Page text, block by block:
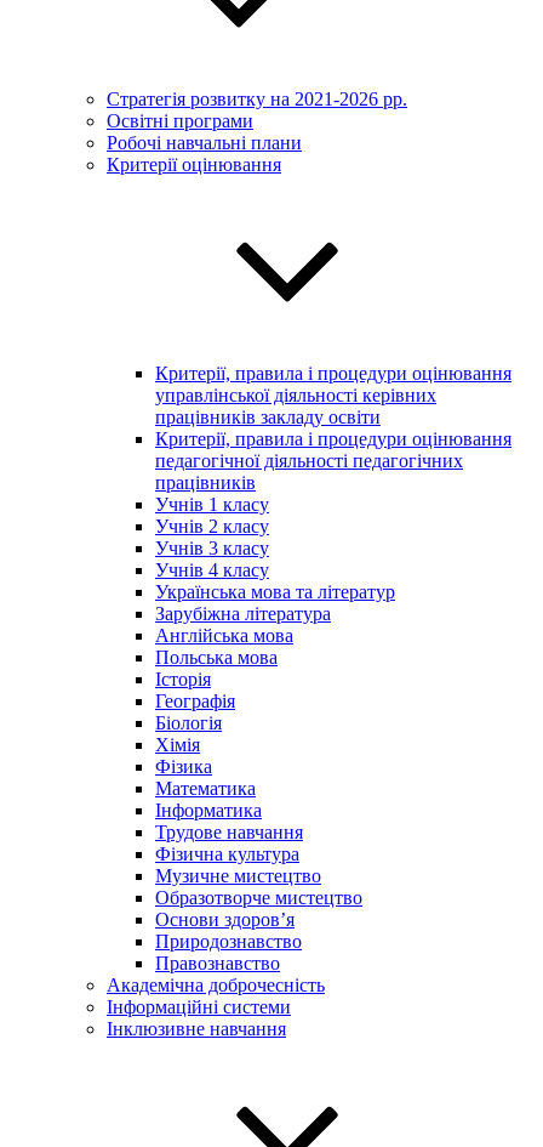
Стратегія розвитку на 2021-2026 рр.
Освітні програми
Робочі навчальні плани
Критерії оцінювання
Критерії, правила і процедури оцінювання
управлінської діяльності керівних
працівників закладу освіти
Критерії, правила і процедури оцінювання
педагогічної діяльності педагогічних
працівників
Учнів 1 класу
Учнів 2 класу
Учнів 3 класу
Учнів 4 класу
Українська мова та літератур
Зарубіжна література
Англійська мова
Польська мова
Історія
Географія
Біологія
Хімія
Фізика
Математика
Інформатика
Трудове навчання
Фізична культура
Музичне мистецтво
Образотворче мистецтво
Основи здоров’я
Природознавство
Правознавство
Академічна доброчесність
Інформаційні системи
Інклюзивне навчання